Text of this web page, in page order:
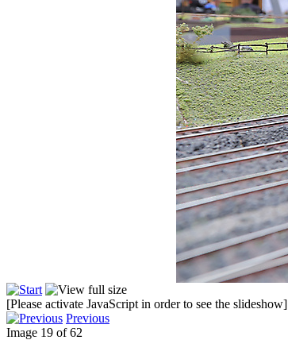
[Please activate JavaScript in order to see the slideshow]
Previous
Image 19 of 62